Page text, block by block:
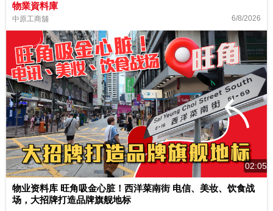
物業資料庫
中原工商舖 6/8/2026
02:05
物业资料库 旺角吸金心脏！西洋菜南街 电信、美妆、饮食战
场，大招牌打造品牌旗舰地标